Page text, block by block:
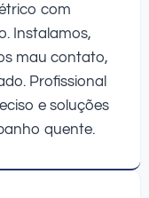
com
Instalamos,
mau contato,
Profissional
e soluções
quente.